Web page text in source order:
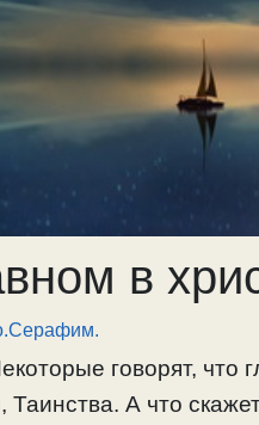
в
говорят, что
Таинства. А что